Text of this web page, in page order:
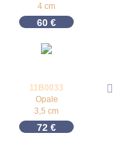
€.
4 cm
60 €
11B0033
Opale
3,5 cm
72 €